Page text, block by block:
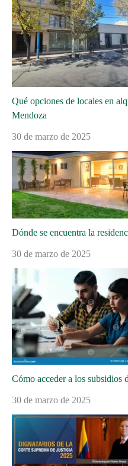
Qué opciones de locales en
Mendoza
30 de marzo de 2025
Dónde se encuentra la
30 de marzo de 2025
Cómo acceder a los subsidios
30 de marzo de 2025